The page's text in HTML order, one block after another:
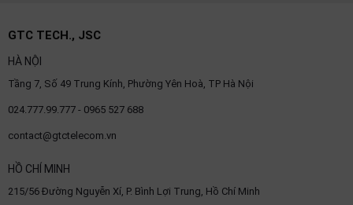
GTC TECH., JSC
HÀ NỘI
Tầng 7, Số 49 Trung Kính, Phường Yên Hoà, TP Hà Nội
024.777.99.777 - 0965 527 688
contact@gtctelecom.vn
HỒ CHÍ MINH
215/56 Đường Nguyễn Xí, P. Bình Lợi Trung, Hồ Chí Minh